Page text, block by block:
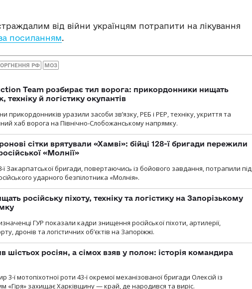
від війни українцям потрапити на лікування
посиланням.
РФ МОЗ
Team розбирає тил ворога: прикордонники нищать
техніку й логістику окупантів
прикордонників уразили засоби зв’язку, РЕБ і РЕР, техніку, укриття та
хаб ворога на Північно-Слобожанському напрямку.
сітки врятували «Хамві»: бійці 128-ї бригади пережили
«Молнії»
ї Закарпатської бригади, повертаючись із бойового завдання, потрапили під
ударного безпілотника «Молнія».
російську піхоту, техніку та логістику на Запорізькому
ГУР показали кадри знищення російської піхоти, артилерії,
дронів та логістичних об’єктів на Запоріжжі.
шістьох росіян, а сімох взяв у полон: історія командира
3-ї мотопіхотної роти 43-ї окремої механізованої бригади Олексій із
«Гіря» захищає Харківщину — край, де народився та виріс.